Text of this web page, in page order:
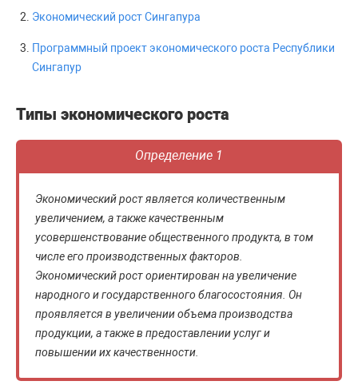
Экономический рост Сингапура
Программный проект экономического роста Республики
Сингапур
Типы экономического роста
Определение 1
Экономический рост является количественным
увеличением, а также качественным
усовершенствование общественного продукта, в том
числе его производственных факторов.
Экономический рост ориентирован на увеличение
народного и государственного благосостояния. Он
проявляется в увеличении объема производства
продукции, а также в предоставлении услуг и
повышении их качественности.